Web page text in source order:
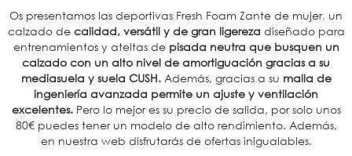
Os presentamos las deportivas Fresh Foam Zante de mujer, un
calzado de calidad, versátil y de gran ligereza diseñado para
entrenamientos y ateltas de pisada neutra que busquen un
calzado con un alto nivel de amortiguación gracias a su
mediasuela y suela CUSH.Además, gracias a su malla de
ingeniería avanzada permite un ajuste y ventilación
excelentes.Pero lo mejor es su precio de salida, por solo unos
80€ puedes tener un modelo de alto rendimiento. Además,
en nuestra web disfrutarás de ofertas inigualables.